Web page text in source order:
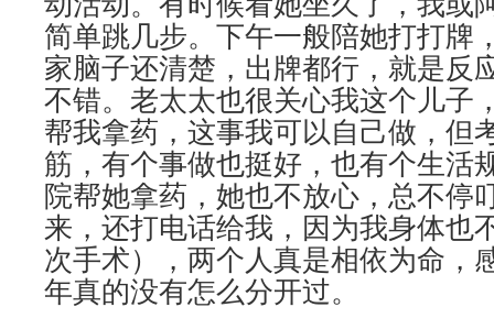
简单跳几步。下午一般陪她打打牌
家脑子还清楚，出牌都行，就是反
不错。老太太也很关心我这个儿子
帮我拿药，这事我可以自己做，但
筋，有个事做也挺好，也有个生活
院帮她拿药，她也不放心，总不停
来，还打电话给我，因为我身体也
次手术），两个人真是相依为命，
年真的没有怎么分开过。